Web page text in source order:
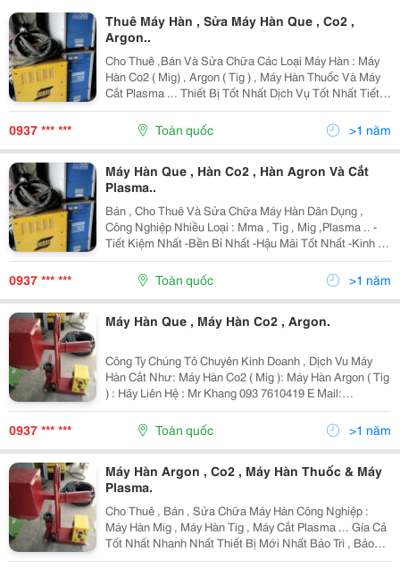
Thuê Máy Hàn , Sửa Máy Hàn Que , Co2 ,
Argon..
Cho Thuê ,Bán Và Sửa Chữa Các Loại Máy Hàn : Máy
Hàn Co2 ( Mig) , Argon ( Tig ) , Máy Hàn Thuốc Và Máy
Cắt Plasma ... Thiết Bị Tốt Nhất Dịch Vụ Tốt Nhất Tiết
Kiệm Nhất Giao Hàng Nhanh Nhất Bảo Trì , Bảo Hành
Tốt Nhất Hãy Liên Hệ :
0937 *** *** Toàn quốc >1 năm
Máy Hàn Que , Hàn Co2 , Hàn Agron Và Cắt
Plasma..
Bán , Cho Thuê Và Sửa Chữa Máy Hàn Dân Dụng ,
Công Nghiệp Nhiều Loại : Mma , Tig , Mig ,Plasma .. -
Tiết Kiệm Nhất -Bền Bỉ Nhất -Hậu Mãi Tốt Nhất -Kinh Tế
Nhất Cty Tnhh Tm - Dv -Sx Thái Vinh Khang Hotline :
0937 *** *** Toàn quốc >1 năm
Máy Hàn Que , Máy Hàn Co2 , Argon.
Công Ty Chúng Tô Chuyên Kinh Doanh , Dịch Vu Máy
Hàn Cắt Như: Máy Hàn Co2 ( Mig ): Máy Hàn Argon ( Tig
) : Hãy Liên Hệ : Mr Khang 093 7610419 E Mail:
Thaivinhkhang.welding@Gmail.com Địa Chỉ : A 28 /18
Qe 2 Ấp 1 . Xã Bình Hưng , H
0937 *** *** Toàn quốc >1 năm
Máy Hàn Argon , Co2 , Máy Hàn Thuốc & Máy
Plasma.
Cho Thuê , Bán , Sửa Chữa Máy Hàn Công Nghiệp :
Máy Hàn Mig , Máy Hàn Tig , Máy Cắt Plasma ... Gía Cả
Tốt Nhất Nhanh Nhất Thiết Bị Mới Nhất Bảo Trì , Bảo
Hành Hoàn Hảo Nhất Liên Hệ : Mr Khang 093 7610419